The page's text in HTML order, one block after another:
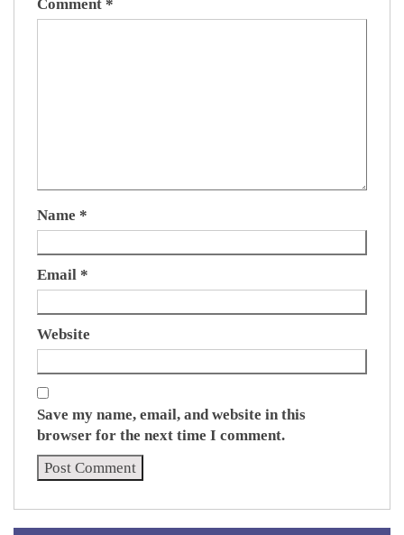
Comment *
Name *
Email *
Website
Save my name, email, and website in this
browser for the next time I comment.